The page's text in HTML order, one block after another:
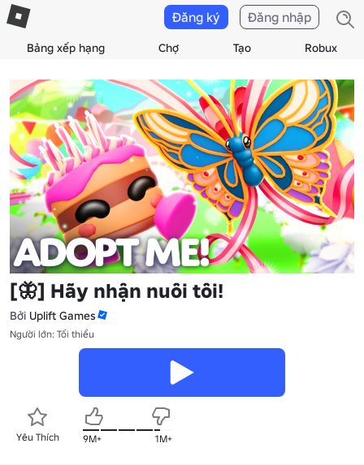
Bảng xếp hạng Chợ Tạo Robux
Đăng ký Đăng nhập
[🦋] Hãy nhận nuôi tôi!
Bởi Uplift Games
Người lớn: Tối thiểu
Yêu Thích 9M+ 1M+